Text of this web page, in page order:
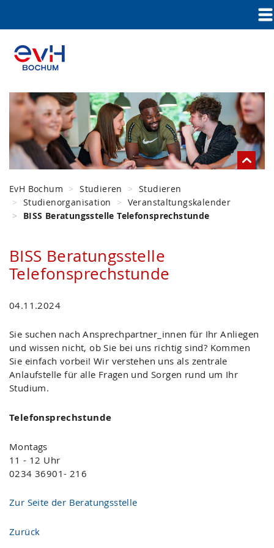
EvH Bochum Studieren
Studieren
Studienorganisation
Veranstaltungskalender
BISS Beratungsstelle Telefonsprechstunde
BISS Beratungsstelle
Telefonsprechstunde
04.11.2024
Sie suchen nach Ansprechpartner_innen für Ihr Anliegen
und wissen nicht, ob Sie bei uns richtig sind? Kommen
Sie einfach vorbei! Wir verstehen uns als zentrale
Anlaufstelle für alle Fragen und Sorgen rund um Ihr
Studium.
Telefonsprechstunde
Montags
11 - 12 Uhr
0234 36901- 216
Zur Seite der Beratungsstelle
Zurück